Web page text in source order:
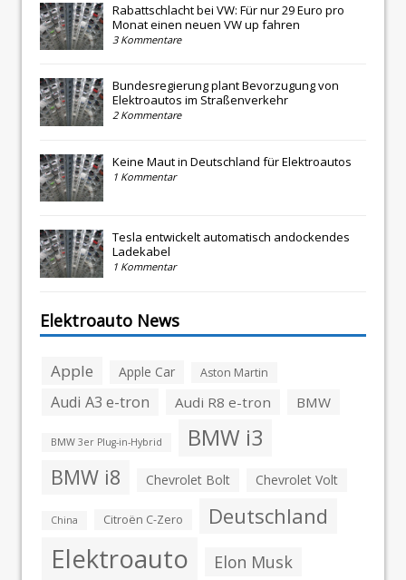
Rabattschlacht bei VW: Für nur 29 Euro pro
Monat einen neuen VW up fahren
3 Kommentare
Bundesregierung plant Bevorzugung von
Elektroautos im Straßenverkehr
2 Kommentare
Keine Maut in Deutschland für Elektroautos
1 Kommentar
Tesla entwickelt automatisch andockendes
Ladekabel
1 Kommentar
Elektroauto News
Apple Apple Car Aston Martin
Audi A3 e-tron Audi R8 e-tron BMW
BMW 3er Plug-in-Hybrid BMW i3
BMW i8 Chevrolet Bolt Chevrolet Volt
China Citroën C-Zero Deutschland
Elektroauto Elon Musk